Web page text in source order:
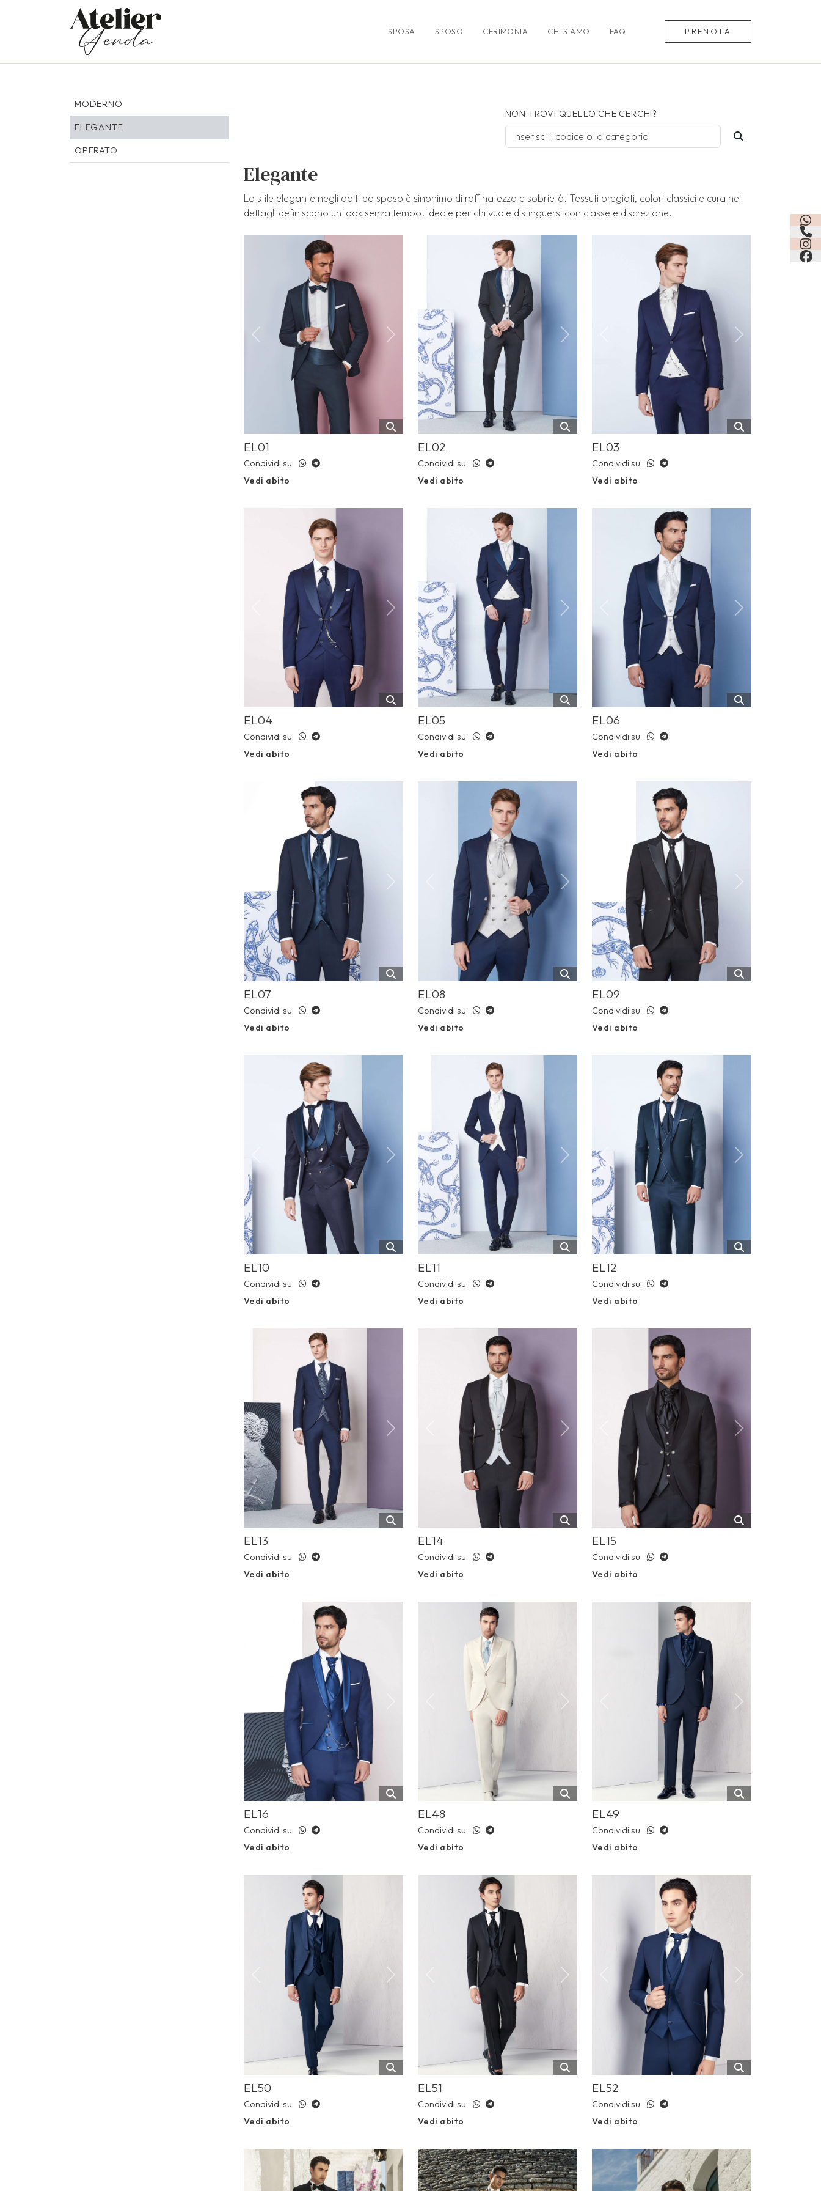
SPOSA SPOSO CERIMONIA CHI SIAMO FAQ PRENOTA
MODERNO
ELEGANTE
OPERATO
NON TROVI QUELLO CHE CERCHI?
Elegante
Lo stile elegante negli abiti da sposo è sinonimo di raffinatezza e sobrietà. Tessuti pregiati, colori classici e cura nei
dettagli definiscono un look senza tempo. Ideale per chi vuole distinguersi con classe e discrezione.
Previous Next
EL01
Condividi su:
Vedi abito
Previous Next
EL02
Condividi su:
Vedi abito
Previous Next
EL03
Condividi su:
Vedi abito
Previous Next
EL04
Condividi su:
Vedi abito
Previous Next
EL05
Condividi su:
Vedi abito
Previous Next
EL06
Condividi su:
Vedi abito
Previous Next
EL07
Condividi su:
Vedi abito
Previous Next
EL08
Condividi su:
Vedi abito
Previous Next
EL09
Condividi su:
Vedi abito
Previous Next
EL10
Condividi su:
Vedi abito
Previous Next
EL11
Condividi su:
Vedi abito
Previous Next
EL12
Condividi su:
Vedi abito
Previous Next
EL13
Condividi su:
Vedi abito
Previous Next
EL14
Condividi su:
Vedi abito
Previous Next
EL15
Condividi su:
Vedi abito
Previous
EL16
Condividi su:
Vedi abito
Next
EL48
Condividi su:
Vedi abito
Next
EL49
Condividi su:
Vedi abito
Previous Next
EL50
Condividi su:
Vedi abito
Next
EL51
Condividi su:
Vedi abito
Previous Next
EL52
Condividi su:
Vedi abito